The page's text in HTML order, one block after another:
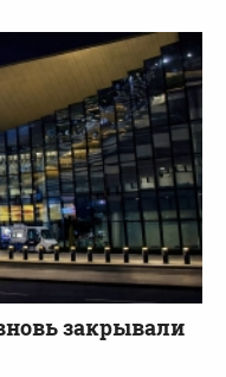
закрывали